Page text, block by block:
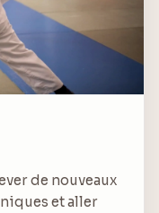
de nouveaux
et aller